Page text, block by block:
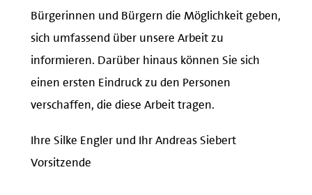
Bürgerinnen und Bürgern die Möglichkeit geben,
sich umfassend über unsere Arbeit zu
informieren. Darüber hinaus können Sie sich
einen ersten Eindruck zu den Personen
verschaffen, die diese Arbeit tragen.
Ihre Silke Engler und Ihr Andreas Siebert
Vorsitzende